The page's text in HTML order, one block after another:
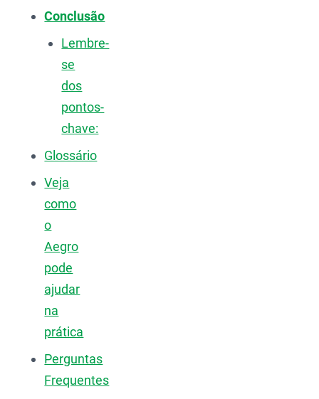
Conclusão
Lembre-
se
dos
pontos-
chave:
Glossário
Veja
como
o
Aegro
pode
ajudar
na
prática
Perguntas
Frequentes